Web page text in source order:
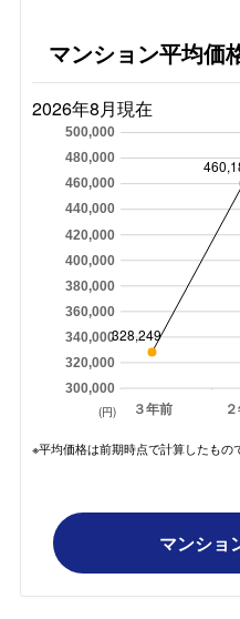
マンション平均価
2026年8月現在
３年前
300,000
320,000
340,000
360,000
380,000
400,000
420,000
440,000
460,000
480,000
500,000
328,249
(円)
※平均価格は前期時点で計算したもの
マンショ